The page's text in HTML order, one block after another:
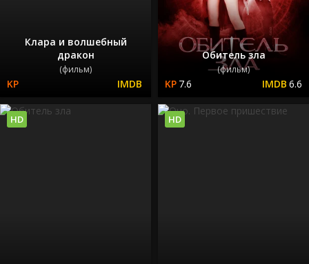
Клара и волшебный
дракон
(фильм)
Обитель зла
(фильм)
7.6 6.6
HD HD